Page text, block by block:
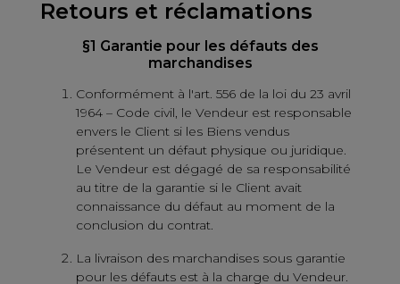
Retours et réclamations
§1 Garantie pour les défauts des
marchandises
Conformément à l'art. 556 de la loi du 23 avril
1964 – Code civil, le Vendeur est responsable
envers le Client si les Biens vendus
présentent un défaut physique ou juridique.
Le Vendeur est dégagé de sa responsabilité
au titre de la garantie si le Client avait
connaissance du défaut au moment de la
conclusion du contrat.
La livraison des marchandises sous garantie
pour les défauts est à la charge du Vendeur.